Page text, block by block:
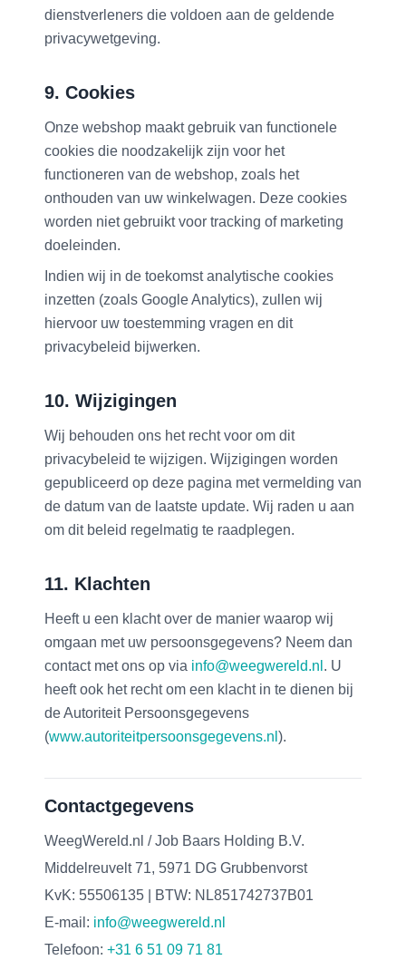
dienstverleners die voldoen aan de geldende
privacywetgeving.
9. Cookies
Onze webshop maakt gebruik van functionele
cookies die noodzakelijk zijn voor het
functioneren van de webshop, zoals het
onthouden van uw winkelwagen. Deze cookies
worden niet gebruikt voor tracking of marketing
doeleinden.
Indien wij in de toekomst analytische cookies
inzetten (zoals Google Analytics), zullen wij
hiervoor uw toestemming vragen en dit
privacybeleid bijwerken.
10. Wijzigingen
Wij behouden ons het recht voor om dit
privacybeleid te wijzigen. Wijzigingen worden
gepubliceerd op deze pagina met vermelding van
de datum van de laatste update. Wij raden u aan
om dit beleid regelmatig te raadplegen.
11. Klachten
Heeft u een klacht over de manier waarop wij
omgaan met uw persoonsgegevens? Neem dan
contact met ons op via info@weegwereld.nl . U
heeft ook het recht om een klacht in te dienen bij
de Autoriteit Persoonsgegevens
(www.autoriteitpersoonsgegevens.nl ).
Contactgegevens
WeegWereld.nl / Job Baars Holding B.V.
Middelreuvelt 71, 5971 DG Grubbenvorst
KvK: 55506135 | BTW: NL851742737B01
E-mail: info@weegwereld.nl
Telefoon: +31 6 51 09 71 81